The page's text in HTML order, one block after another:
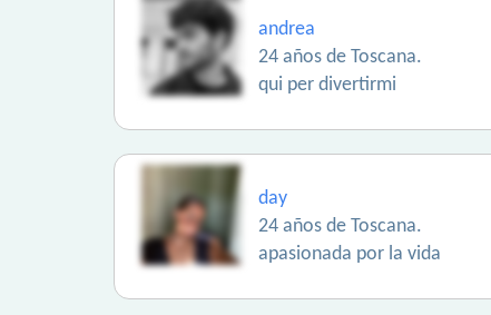
andrea
24 años de Toscana.
qui per divertirmi
day
24 años de Toscana.
apasionada por la vida